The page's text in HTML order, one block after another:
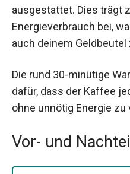
ausgestattet. Dies trägt
Energieverbrauch bei,
auch deinem
Die rund 30-minütige
dafür, dass der Kaffee
ohne unnötig Energie
Vor- und